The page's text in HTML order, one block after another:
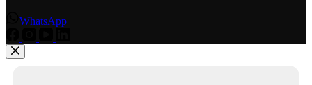
WhatsApp